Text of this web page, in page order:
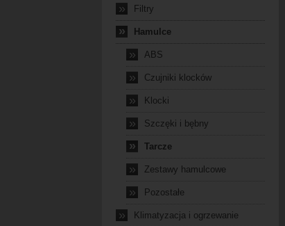
» Filtry
» Hamulce
» ABS
» Czujniki klocków
» Klocki
» Szczęki i bębny
» Tarcze
» Zestawy hamulcowe
» Pozostałe
» Klimatyzacja i ogrzewanie